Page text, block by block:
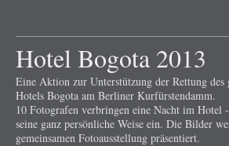
Hotel Bogota 2013
Eine Aktion zur Unterstützung der Rettung des
Hotels Bogota am Berliner Kurfürstendamm.
10 Fotografen verbringen eine Nacht im Hotel
seine ganz persönliche Weise ein. Die Bilder
gemeinsamen Fotoausstellung präsentiert.